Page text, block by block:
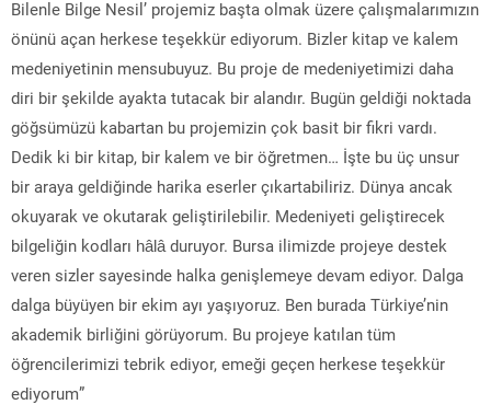
Bilenle Bilge Nesil’ projemiz başta olmak üzere çalışmalarımızın
önünü açan herkese teşekkür ediyorum. Bizler kitap ve kalem
medeniyetinin mensubuyuz. Bu proje de medeniyetimizi daha
diri bir şekilde ayakta tutacak bir alandır. Bugün geldiği noktada
göğsümüzü kabartan bu projemizin çok basit bir fikri vardı.
Dedik ki bir kitap, bir kalem ve bir öğretmen… İşte bu üç unsur
bir araya geldiğinde harika eserler çıkartabiliriz. Dünya ancak
okuyarak ve okutarak geliştirilebilir. Medeniyeti geliştirecek
bilgeliğin kodları hâlâ duruyor. Bursa ilimizde projeye destek
veren sizler sayesinde halka genişlemeye devam ediyor. Dalga
dalga büyüyen bir ekim ayı yaşıyoruz. Ben burada Türkiye’nin
akademik birliğini görüyorum. Bu projeye katılan tüm
öğrencilerimizi tebrik ediyor, emeği geçen herkese teşekkür
ediyorum”